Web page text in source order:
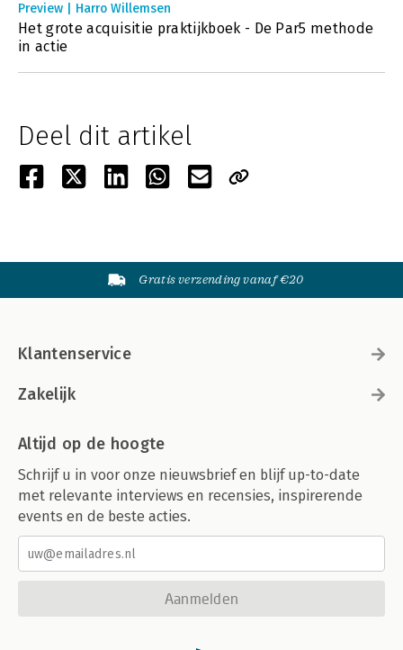
Preview | Harro Willemsen
Het grote acquisitie praktijkboek - De Par5 methode
in actie
Deel dit artikel
Gratis verzending vanaf €20
Klantenservice
Zakelijk
Altijd op de hoogte
Schrijf u in voor onze nieuwsbrief en blijf up-to-date
met relevante interviews en recensies, inspirerende
events en de beste acties.
Aanmelden